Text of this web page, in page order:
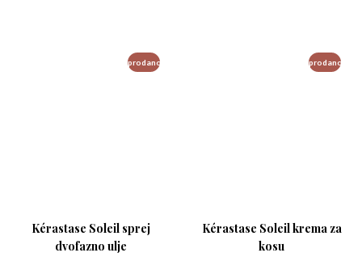
prodano
Kérastase Soleil sprej
dvofazno ulje
prodano
Kérastase Soleil krema za
kosu